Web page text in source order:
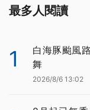
最多人閱讀
1
白海豚颱風
舞
2026/8/6 13:02